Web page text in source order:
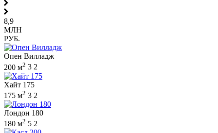
8,9
МЛН
РУБ.
Опен Вилладж
200 м2 3 2
Хайт 175
175 м2 3 2
Лондон 180
180 м2 5 2